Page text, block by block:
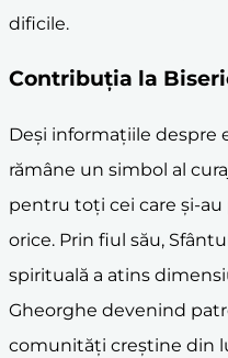
dificile.
Contribuția la
Deși informațiile despre
rămâne un simbol al
pentru toți cei care și-
orice. Prin fiul său,
spirituală a atins
Gheorghe devenind
comunități creștine din